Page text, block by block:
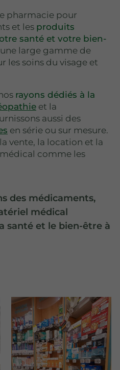
pharmacie pour
et les produits
santé et votre bien-
large gamme de
les soins du visage et
rayons dédiés à la
et la
aussi des
en série ou sur mesure.
vente, la location et la
comme les
des médicaments,
médical
santé et le bien-être à